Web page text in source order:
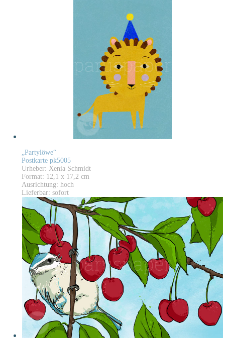
„Partylöwe“
Postkarte pk5005
Urheber: Xenia Schmidt
Format: 12,1 x 17,2 cm
Ausrichtung: hoch
Lieferbar: sofort